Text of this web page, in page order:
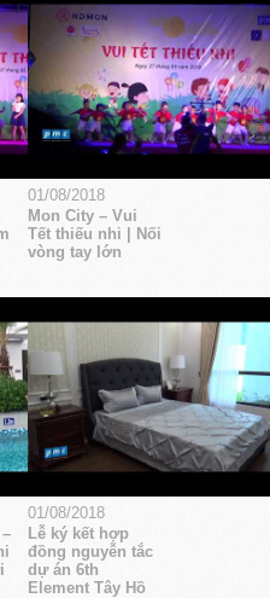
01/08/2018
Mon City – Vui
Tết thiếu nhi | Nối
vòng tay lớn
01/08/2018
Lễ ký kết hợp
đồng nguyễn tắc
dự án 6th
Element Tây Hồ